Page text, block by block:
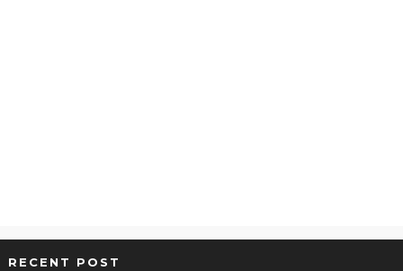
RECENT POST